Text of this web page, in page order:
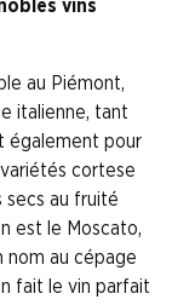
vins
au Piémont,
italienne, tant
également pour
cortese
secs au fruité
est le Moscato,
nom au cépage
fait le vin parfait